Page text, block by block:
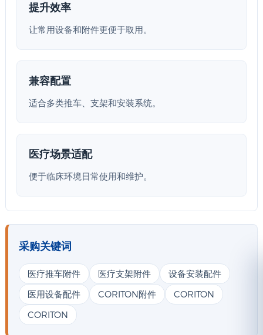
提升效率
让常用设备和附件更便于取用。
兼容配置
适合多类推车、支架和安装系统。
医疗场景适配
便于临床环境日常使用和维护。
采购关键词
医疗推车附件 医疗支架附件
设备安装配件
医用设备配件
CORITON附件
CORITON
CORITON